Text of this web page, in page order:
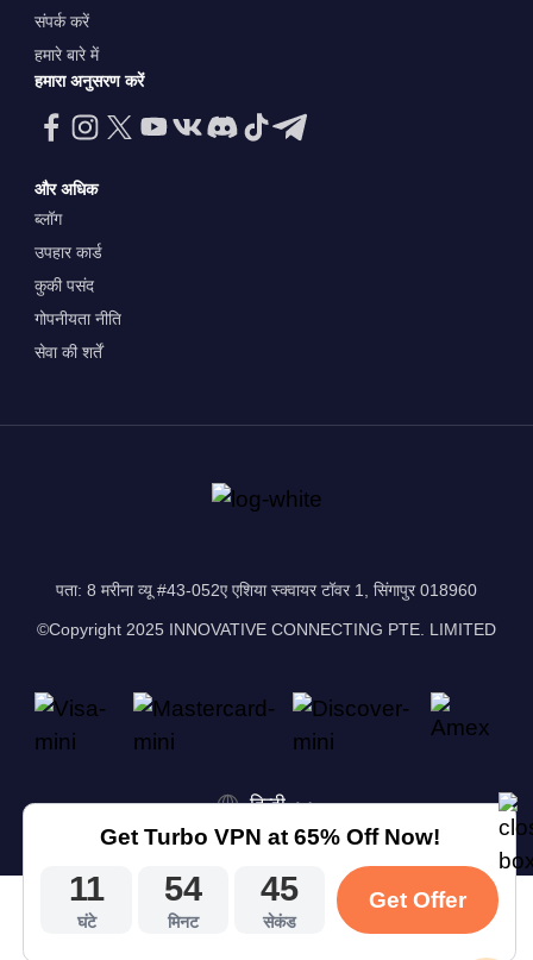
संपर्क करें
हमारे बारे में
हमारा अनुसरण करें
और अधिक
ब्लॉग
उपहार कार्ड
कुकी पसंद
गोपनीयता नीति
सेवा की शर्तें
पता: 8 मरीना व्यू #43-052ए एशिया स्क्वायर टॉवर 1, सिंगापुर 018960
©Copyright 2025 INNOVATIVE CONNECTING PTE. LIMITED
हिन्दी
Get Turbo VPN at 65% Off Now!
11
घंटे
54
मिनट
44
सेकंड
Get Offer